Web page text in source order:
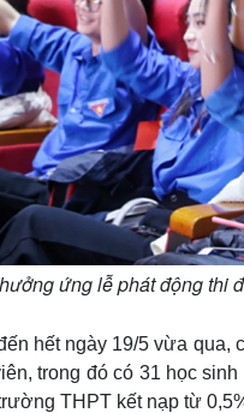
ứng lễ phát động
hết ngày 19/5 vừa
trong đó có 31 học
THPT kết nạp từ